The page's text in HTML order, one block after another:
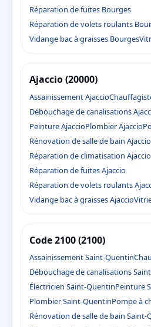
Réparation de fuites Bourges
Réparation de volets roulants
Vidange bac à graisses Bourges
Ajaccio (20000)
Assainissement Ajaccio
Débouchage de canalisations
Peinture AjaccioPlombier Ajaccio
Rénovation de salle de bain Ajaccio
Réparation de climatisation Ajaccio
Réparation de fuites Ajaccio
Réparation de volets roulants
Vidange bac à graisses Ajaccio
Code 2100 (2100)
Assainissement Saint-Quentin
Débouchage de canalisations
Électricien Saint-QuentinPeinture
Plombier Saint-QuentinPompe à
Rénovation de salle de bain Saint-